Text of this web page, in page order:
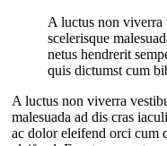
A luctus non viverra
scelerisque
netus hendrerit
quis dictumst cum
A luctus non viverra
malesuada ad dis cras
ac dolor eleifend orci cum